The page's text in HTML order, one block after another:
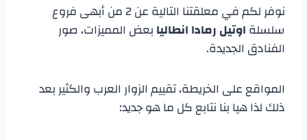
نوفر لكم في معلقتنا التالية عن 2 من أبهى فروع
سلسلةاوتيل رمادا انطاليابعض المميزات، صور
الفنادق الجديدة.
المواقع على الخريطة، تقييم الزوار العرب والكثير بعد
ذلك لذا هيا بنا نتابع كل ما هو جديد: